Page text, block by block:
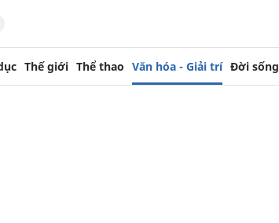
Thế giới Thể thao Văn hóa - Giải trí Đời sống